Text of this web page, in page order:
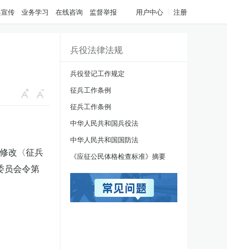
传 业务学习 在线咨询 监督举报 用户中心 注册
改〈征兵
员会令第
兵役法律法规
兵役登记工作规定
征兵工作条例
征兵工作条例
中华人民共和国兵役法
中华人民共和国国防法
《应征公民体格检查标准》摘要